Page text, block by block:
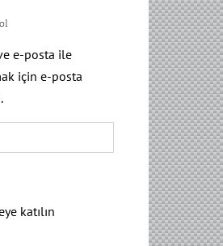
e-posta ile
için e-posta
katılın